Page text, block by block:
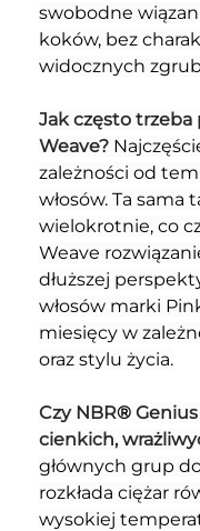
swobodne
koków, bez
widocznych
Jak często trzeba
Weave?
zależności od
włosów. Ta sama
wielokrotnie, co
Weave
dłuższej
włosów marki
miesięcy w
oraz stylu życia.
Czy NBR® Genius
cienkich,
głównych grup
rozkłada ciężar
wysokiej